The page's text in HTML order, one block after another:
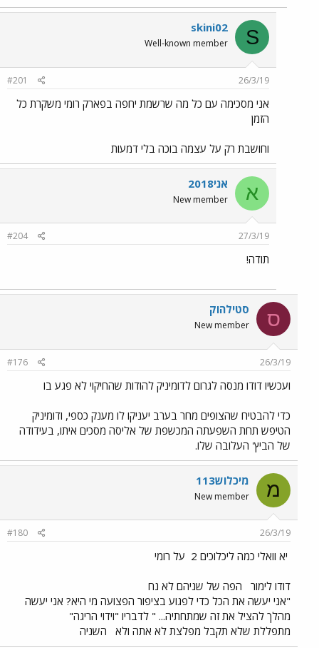
S
skini02
Well-known member
26/3/19
#201
אני מסכימה עם כל מה שרשמת יחפה בפארק רומי משקרת כל
הזמן
וחושבת רק על עצמה בוכה בלי דמעות
א אני2018
New member
27/3/19
#204
תודה!
ס סטילהוק
New member
26/3/19
#176
ועכשיו דודו מנסה לגרום לדומיניק להודות שהחיקוי לא פגע בו
כדי להבטיח שהצופים מחר בערב יעניקו לו מענק כספי, ודומיניק
הטיפש תחת השפעתה המכשפת של אליסה מסכים איתו, בעידודה
של הביץ' העלובה שלו.
מ מיכלוש113
New member
26/3/19
#180
יא וואלי כמה ליכלוכים 2 על רומי
דודו לימור
הפה של שניהם לא נח
"אני יעשה את הכל כדי לפגוע בציפור הפצועה מי היא? אני יעשה
מהלך להציל את זה שמתחתיה... " לדבריו "וידוי הריגה"
מתפללת שלא תקבל מפלצת לא אתה ולא
השניה